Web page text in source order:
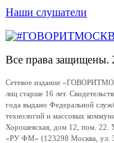
Наши слушатели
Все права защищены.
Сетевое издание
лиц старше 16 лет.
года выдано Федеральной
технологий и массовых
Хорошевская, дом 12, пом. 22.
«РУ ФМ» (123298 Москва, ул.